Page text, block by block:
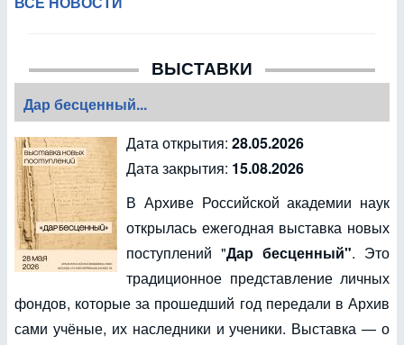
ВЫСТАВКИ
Дар бесценный...
Дата открытия: 28.05.2026
Дата закрытия: 15.08.2026
В Архиве Российской академии наук
открылась ежегодная выставка новых
поступлений "Дар бесценный". Это
традиционное представление личных
фондов, которые за прошедший год передали в Архив
сами учёные, их наследники и ученики. Выставка — о